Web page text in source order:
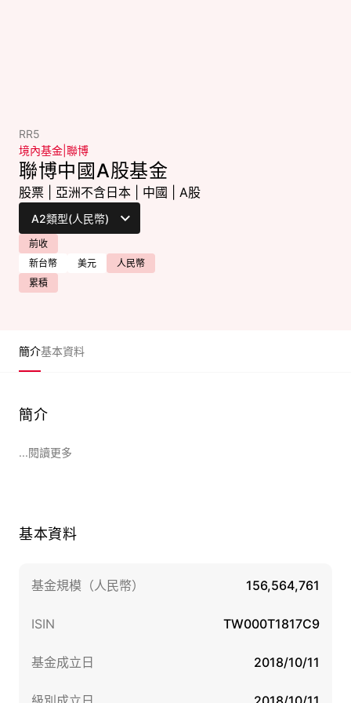
RR5
境內基金 聯博
聯博中國A股基金
股票 亞洲不含日本 中國 A股
前收
新台幣
美元
人民幣
累積
簡介基本資料
簡介
...閱讀更多
基本資料
基金規模（人民幣） 156,564,761
ISIN TW000T1817C9
基金成立日 2018/10/11